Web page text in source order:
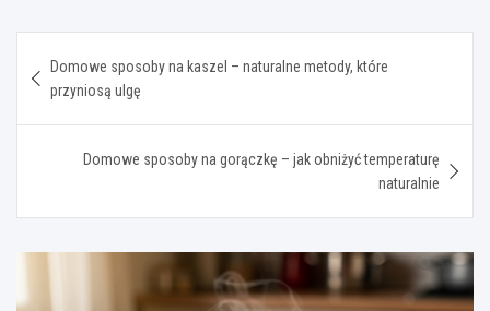
wpisu
Domowe sposoby na kaszel – naturalne metody, które
przyniosą ulgę
Domowe sposoby na gorączkę – jak obniżyć temperaturę
naturalnie